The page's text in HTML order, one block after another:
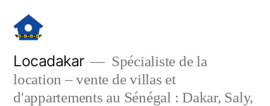
contenu
Locadakar
Spécialiste de la
location – vente de villas et
d'appartements au Sénégal : Dakar, Saly,